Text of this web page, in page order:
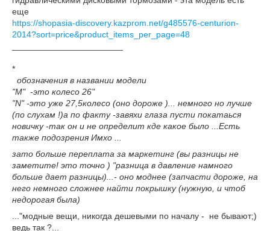
еще
https://shopasia-discovery.kazprom.net/g485576-centurion-
2014?sort=price&product_items_per_page=48
*
обозначения в названии модели
"M" -это колесо 26"
"N" -это уже 27,5колесо (оно дороже )... немного но лучше
(по слухам !)а по факту -завяхи глаза пусти покатаься
новичку -так он и не определит кде какое было ...Есть
также подозрения Имхо ...
зато больше переплата за маркетинг (вы разницы не
заметите! это точно ) "разница в давление намного
больше дает разницы)...- оно моднее (запчасти дороже, на
него немного сложнее найти покрышку (нужную, и чтоб
недорогая была)
..."модные вещи, никогда дешевыми по началу - не бывают;)
ведь так ?...